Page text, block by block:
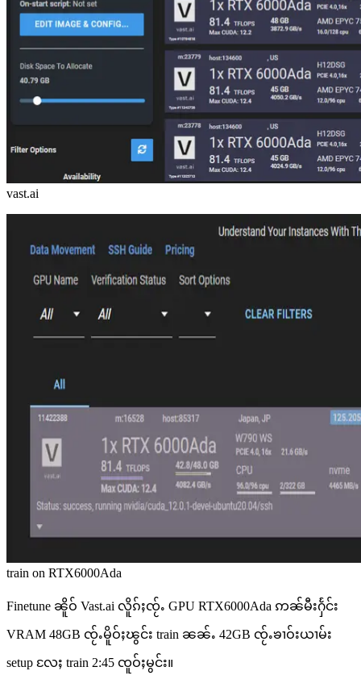
vast.ai
train on RTX6000Ada
Finetune ၼိူဝ် Vast.ai လိူၵ်ႈၸႂ်ႉ GPU RTX6000Ada ဢၼ်မီးႁႅင်း
VRAM 48GB ၸႂ်ႉမိူဝ်ႈၽွင်း train ၼၼ်ႉ 42GB ၸႂ်ႉၶၢဝ်းယၢမ်း
setup လႄႈ train 2:45 ၸူဝ်ႈမွင်း။